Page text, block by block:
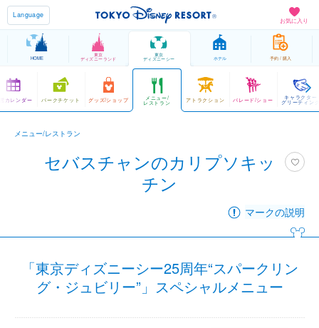
お気に入り
Language
HOME
東京
ディズニーランド
東京
ディズニーシー ホテル 予約 / 購入
カレンダー パークチケット グッズ/ショップ メニュー/
レストラン アトラクション パレード/ショー キャラクター
グリーティング
メニュー/レストラン
セバスチャンのカリプソキッ
チン
マークの説明
「東京ディズニーシー25周年“スパークリン
グ・ジュビリー”」スペシャルメニュー